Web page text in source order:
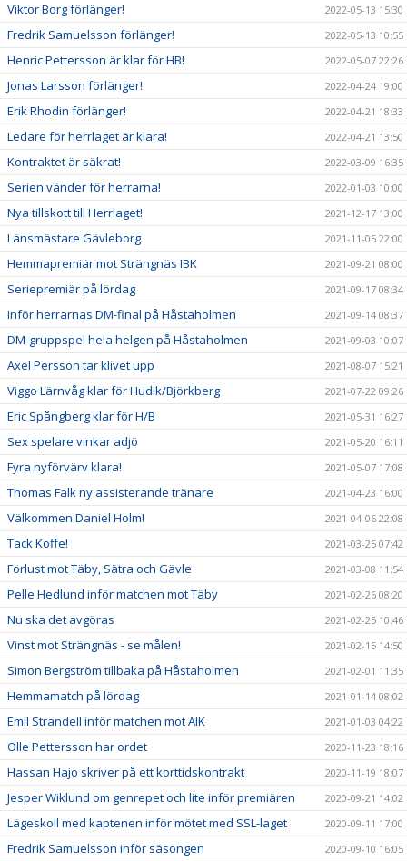
Viktor Borg förlänger! 2022-05-13 15:30
Fredrik Samuelsson förlänger! 2022-05-13 10:55
Henric Pettersson är klar för HB! 2022-05-07 22:26
Jonas Larsson förlänger! 2022-04-24 19:00
Erik Rhodin förlänger! 2022-04-21 18:33
Ledare för herrlaget är klara! 2022-04-21 13:50
Kontraktet är säkrat! 2022-03-09 16:35
Serien vänder för herrarna! 2022-01-03 10:00
Nya tillskott till Herrlaget! 2021-12-17 13:00
Länsmästare Gävleborg 2021-11-05 22:00
Hemmapremiär mot Strängnäs IBK 2021-09-21 08:00
Seriepremiär på lördag 2021-09-17 08:34
Inför herrarnas DM-final på Håstaholmen 2021-09-14 08:37
DM-gruppspel hela helgen på Håstaholmen 2021-09-03 10:07
Axel Persson tar klivet upp 2021-08-07 15:21
Viggo Lärnvåg klar för Hudik/Björkberg 2021-07-22 09:26
Eric Spångberg klar för H/B 2021-05-31 16:27
Sex spelare vinkar adjö 2021-05-20 16:11
Fyra nyförvärv klara! 2021-05-07 17:08
Thomas Falk ny assisterande tränare 2021-04-23 16:00
Välkommen Daniel Holm! 2021-04-06 22:08
Tack Koffe! 2021-03-25 07:42
Förlust mot Täby, Sätra och Gävle 2021-03-08 11:54
Pelle Hedlund inför matchen mot Täby 2021-02-26 08:20
Nu ska det avgöras 2021-02-25 10:46
Vinst mot Strängnäs - se målen! 2021-02-15 14:50
Simon Bergström tillbaka på Håstaholmen 2021-02-01 11:35
Hemmamatch på lördag 2021-01-14 08:02
Emil Strandell inför matchen mot AIK 2021-01-03 04:22
Olle Pettersson har ordet 2020-11-23 18:16
Hassan Hajo skriver på ett korttidskontrakt 2020-11-19 18:07
Jesper Wiklund om genrepet och lite inför premiären 2020-09-21 14:02
Lägeskoll med kaptenen inför mötet med SSL-laget 2020-09-11 17:00
Fredrik Samuelsson inför säsongen 2020-09-10 16:05